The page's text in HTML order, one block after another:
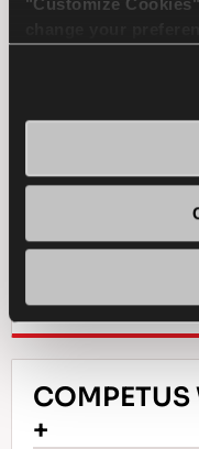
"Customize
عمر طويل
COMPETUS
+